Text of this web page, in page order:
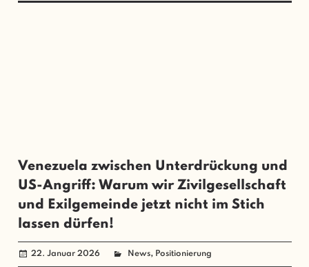
Venezuela zwischen Unterdrückung und
US-Angriff: Warum wir Zivilgesellschaft
und Exilgemeinde jetzt nicht im Stich
lassen dürfen!
22. Januar 2026 angela mueller
News, Positionierung